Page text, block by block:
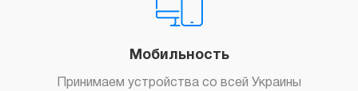
Мобильность
Принимаем устройства со всей Украины